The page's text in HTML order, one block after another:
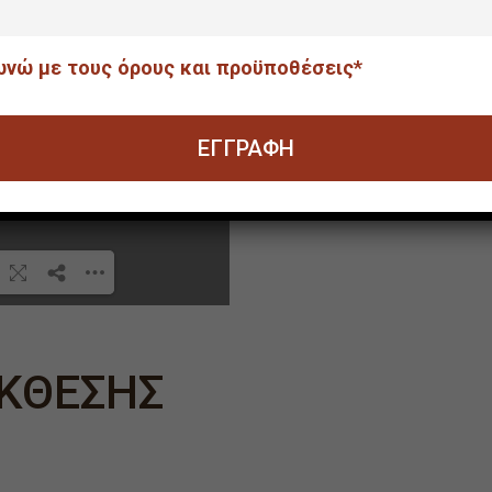
to
με τους όρους και προϋποθέσεις*